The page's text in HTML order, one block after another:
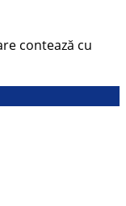
contează cu